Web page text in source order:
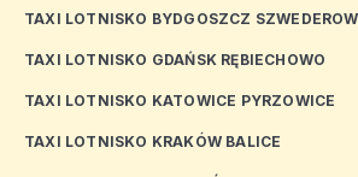
TAXI LOTNISKO BYDGOSZCZ
TAXI LOTNISKO GDAŃSK RĘBIECHOWO
TAXI LOTNISKO KATOWICE PYRZOWICE
TAXI LOTNISKO KRAKÓW BALICE